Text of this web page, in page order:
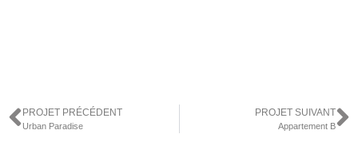
PROJET PRÉCÉDENT
Urban Paradise
PROJET SUIVANT
Appartement B